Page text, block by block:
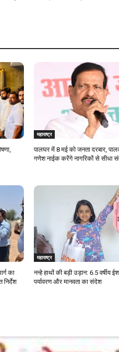
महाराष्ट्र
पालघर में 8 मई को जनता दरबार,
गणेश नाईक करेंगे नागरिकों से सीधा
का
महाराष्ट्र
नन्हे हाथों की बड़ी उड़ान: 6.5 वर्षीय
पर्यावरण और मानवता का संदेश